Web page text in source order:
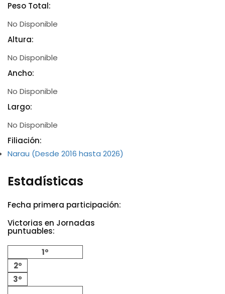
Peso Total:
No Disponible
Altura:
No Disponible
Ancho:
No Disponible
Largo:
No Disponible
Filiación:
Narau (Desde 2016 hasta 2026)
Estadísticas
Fecha primera participación:
Victorias en Jornadas
puntuables:
1º
2º
3º